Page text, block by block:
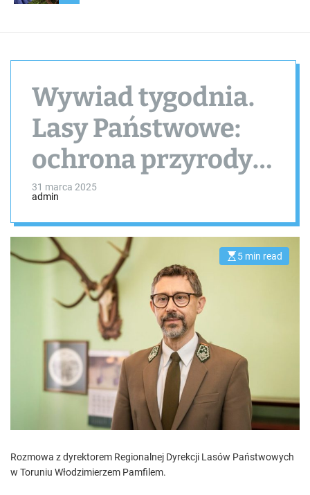
Wywiad tygodnia.
Lasy Państwowe:
ochrona przyrody,
gospodarka,
oczekiwania
społeczne
31 marca 2025
admin
E
i
m
e
5 min read
Rozmowa z dyrektorem Regionalnej Dyrekcji Lasów Państwowych
w Toruniu Włodzimierzem Pamfilem.